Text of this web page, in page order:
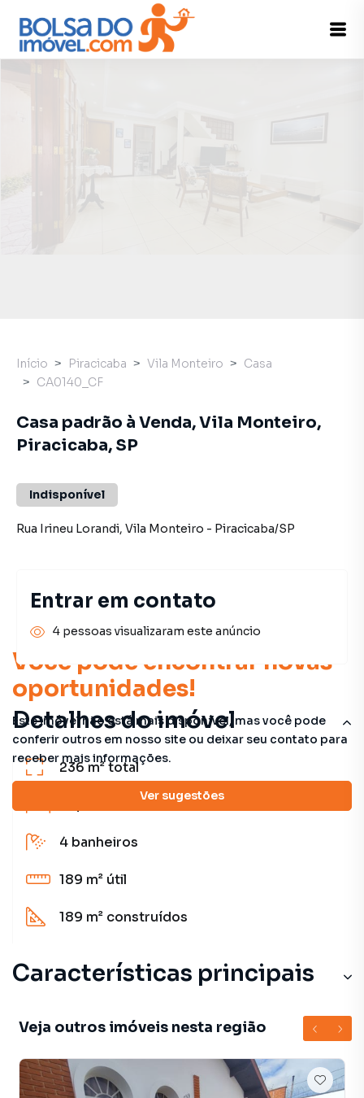
Você pode encontrar novas
oportunidades!
Este imóvel não está mais disponível, mas você pode
conferir outros em nosso site ou deixar seu contato para
receber mais informações.
Ver sugestões
Detalhes do imóvel
236 m²total
(1 suíte)
4 banheiros
189 m² útil
189 m² construídos
Características principais
Armário Cozinha
Veja outros imóveis nesta região
Início Piracicaba Vila Monteiro
Casa
CA0140_CF
Casa padrão à Venda, Vila Monteiro,
Piracicaba, SP
Indisponível
Rua Irineu Lorandi, Vila Monteiro - Piracicaba/SP
Entrar em contato
4 pessoas visualizaram este anúncio